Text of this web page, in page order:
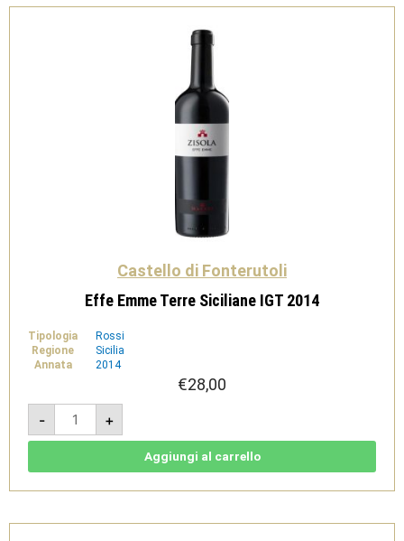
Castello di Fonterutoli
Effe Emme Terre Siciliane IGT 2014
Tipologia
Rossi
Regione
Sicilia
Annata
2014
€28,00
-
Effe
Emme
Terre
Siciliane
+
Aggiungi al carrello